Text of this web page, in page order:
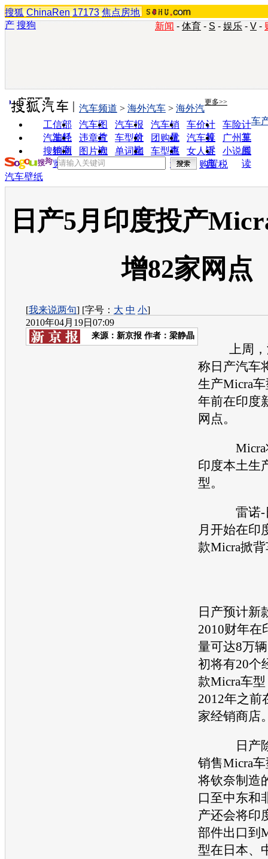
搜狐 ChinaRen 17173 焦点房地
产 搜狗 新闻 - 体育 - S - 娱乐 - V -
实用工具 更多>>
工信部
油耗
汽车图
片
汽车报
价
汽车销
量
车价计
算
车险计
算
汽车经
销商
违章查
询
车型对
比
团购优
惠
汽车投
诉
广州车
展
搜狗浏
览器
图片欣
赏
单词翻
车型查
询
女人宝
典
小说阅
读
汽车频道 > 海外汽车 > 海外汽
车
购置税
汽车壁纸
日产5月印度投产
增82家网点
[我来说两句] [字号： 大 中 小]
2010年04月19日07:09
来源： 新京报 作者：梁静晶
上周，
称日产汽车
生产Micra
年前在印度
网点。
Micra将
印度本土生
型。
雷诺-日
月开始在印
款Micra掀
日产预计新
2010财年在
量可达8万
初将有20个
款Micra车
2012年之前
家经销商店
日产除
销售Micra
将钦奈制造
口至中东和
产还会将印
部件出口到
型在日本、